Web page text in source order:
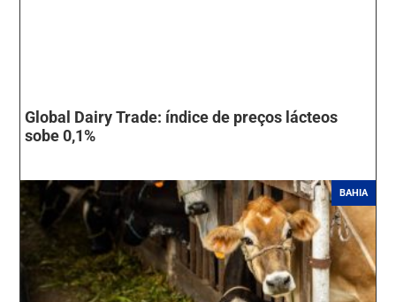
Global Dairy Trade: índice de preços lácteos
sobe 0,1%
BAHIA